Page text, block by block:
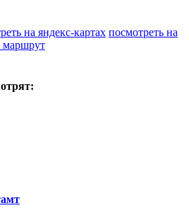
на яндекс-картах посмотреть на
маршрут